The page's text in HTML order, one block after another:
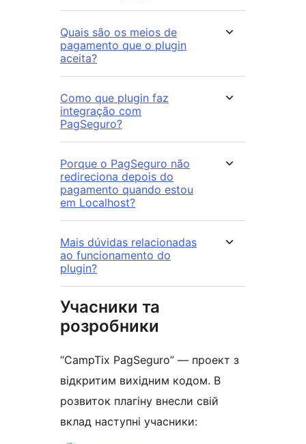
Quais são os meios de
pagamento que o plugin
aceita?
Como que plugin faz
integração com
PagSeguro?
Porque o PagSeguro não
redireciona depois do
pagamento quando estou
em Localhost?
Mais dúvidas relacionadas
ao funcionamento do
plugin?
Учасники та
розробники
“CampTix PagSeguro” — проект з
відкритим вихідним кодом. В
розвиток плагіну внесли свій
вклад наступні учасники: